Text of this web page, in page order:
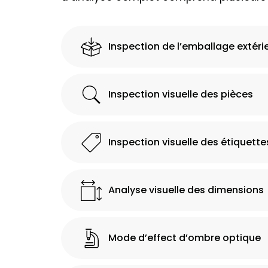
Inspection de l’emballage
Inspection visuelle des pièces
Inspection visuelle des
Analyse visuelle des dimensions
Mode d’effect d’ombre optique